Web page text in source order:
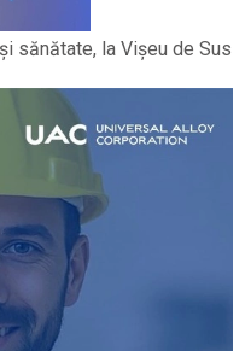
sănătate, la Vișeu de Sus